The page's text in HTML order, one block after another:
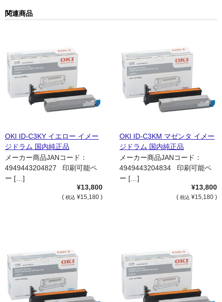
関連商品
OKI ID-C3KY イエロー イメー
ジドラム 国内純正品
メーカー商品JANコード：
4949443204827 印刷可能ペ
ー […]
¥13,800
( 税込 ¥15,180 )
OKI ID-C3KM マゼンタ イメー
ジドラム 国内純正品
メーカー商品JANコード：
4949443204834 印刷可能ペ
ー […]
¥13,800
( 税込 ¥15,180 )